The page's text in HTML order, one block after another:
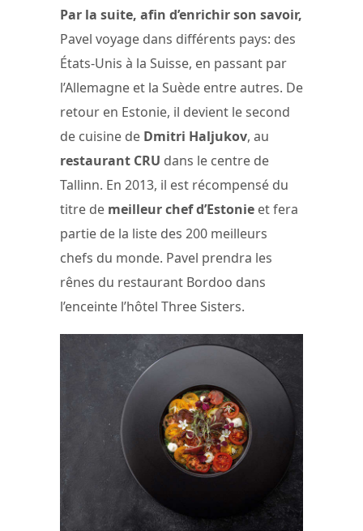
Par la suite, afin d’enrichir son savoir,
Pavel voyage dans différents pays: des
États-Unis à la Suisse, en passant par
l’Allemagne et la Suède entre autres. De
retour en Estonie, il devient le second
de cuisine de Dmitri Haljukov, au
restaurant CRU dans le centre de
Tallinn. En 2013, il est récompensé du
titre de meilleur chef d’Estonie et fera
partie de la liste des 200 meilleurs
chefs du monde. Pavel prendra les
rênes du restaurant Bordoo dans
l’enceinte l’hôtel Three Sisters.